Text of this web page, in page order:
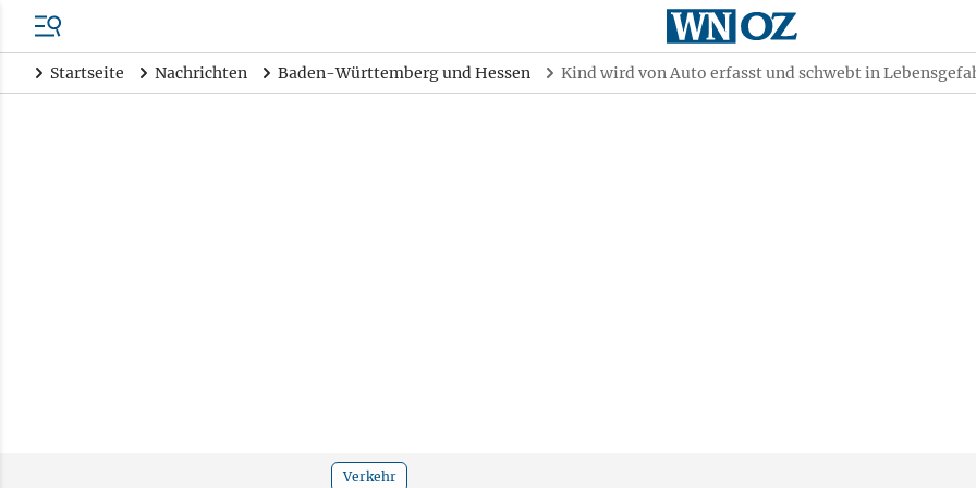
Startseite Nachrichten Baden-Württemberg und Hessen Kind wird von Auto erfasst und schwebt in
Verkehr